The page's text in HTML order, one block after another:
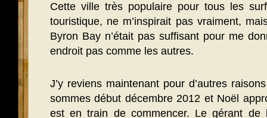
Cette ville très populaire pour tous les
touristique, ne m’inspirait pas vraiment,
Byron Bay n’était pas suffisant pour me
endroit pas comme les autres.
J’y reviens maintenant pour d’autres
sommes début décembre 2012 et Noël
est en train de commencer. Le gérant de